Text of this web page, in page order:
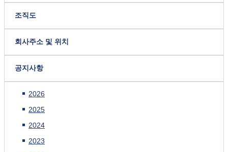
조직도
회사주소 및 위치
공지사항
2026
2025
2024
2023